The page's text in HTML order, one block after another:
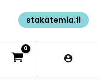
stakatemia.fi